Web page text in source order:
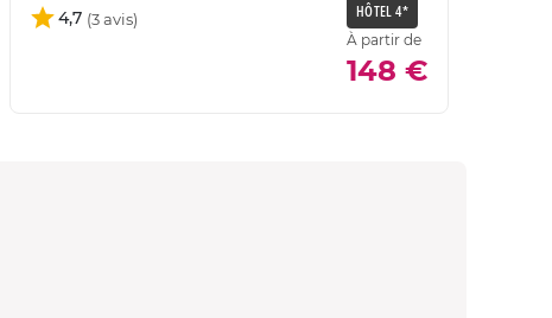
4,7 HÔTEL 4*
À partir de
148 €